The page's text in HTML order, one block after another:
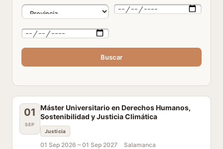
Buscar
01
SEP
Máster Universitario en Derechos Humanos,
Sostenibilidad y Justicia Climática
Justicia
01 Sep 2026 – 01 Sep 2027 Salamanca